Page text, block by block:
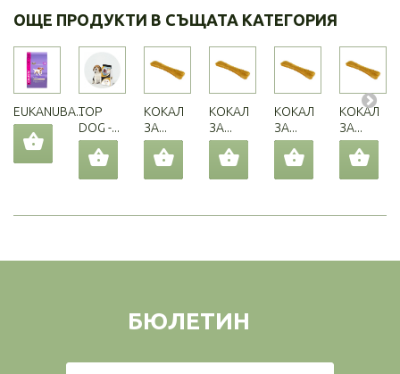
ОЩЕ ПРОДУКТИ В СЪЩАТА КАТЕГОРИЯ
EUKANUBA...TOP
DOG -...
КОКАЛ
ЗА...
КОКАЛ
ЗА...
КОКАЛ
ЗА...
КОКАЛ
ЗА...
БЮЛЕТИН